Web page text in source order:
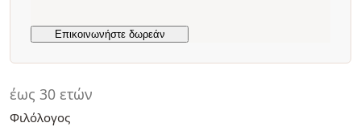
έως 30 ετών
Φιλόλογος